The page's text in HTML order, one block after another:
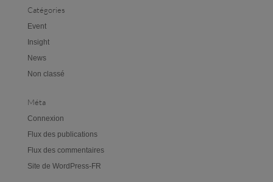
Catégories
Event
Insight
News
Non classé
Méta
Connexion
Flux des publications
Flux des commentaires
Site de WordPress-FR